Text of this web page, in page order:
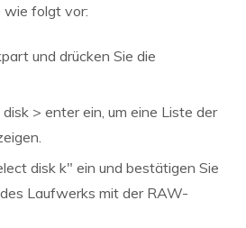
wie folgt vor:
und drücken Sie die
> enter ein, um eine Liste der
disk k" ein und bestätigen Sie
Laufwerks mit der RAW-